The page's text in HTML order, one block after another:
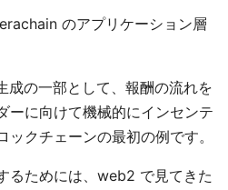
のアプリケーション層
成の一部として、報酬の流れを
ーに向けて機械的にインセンテ
ックチェーンの最初の例です。
るためには、web2 で見てきた